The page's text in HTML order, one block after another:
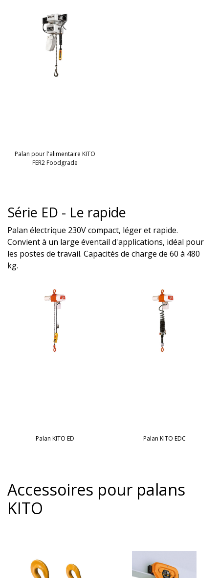
Palan pour l'alimentaire KITO
FER2 Foodgrade
Série ED - Le rapide
Palan électrique 230V compact, léger et rapide.
Convient à un large éventail d'applications, idéal pour
les postes de travail. Capacités de charge de 60 à 480
kg.
Palan KITO ED Palan KITO EDC
Accessoires pour palans
KITO